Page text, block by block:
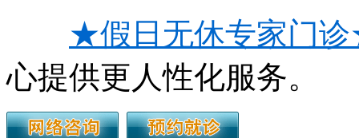
★假日无休专家门
心提供更人性化服务。